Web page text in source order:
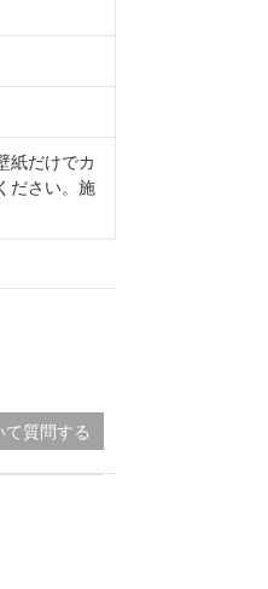
紙だけでカ
ださい。施
て質問する